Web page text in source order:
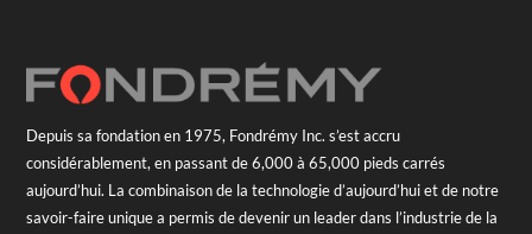
Depuis sa fondation en 1975, Fondrémy Inc. s’est accru
considérablement, en passant de 6,000 à 65,000 pieds carrés
aujourd’hui. La combinaison de la technologie d’aujourd’hui et de notre
savoir-faire unique a permis de devenir un leader dans l’industrie de la